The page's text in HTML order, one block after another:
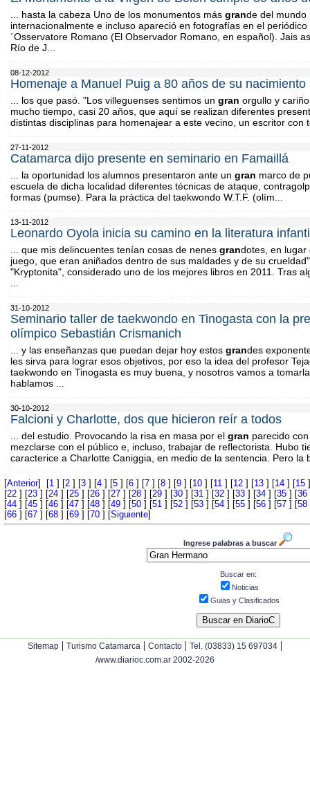
... hasta la cabeza Uno de los monumentos más grande del mundo
internacionalmente e incluso apareció en fotografías en el
´Osservatore Romano (El Observador Romano, en español). Jais
Río de J...
08-12-2012
Homenaje a Manuel Puig a 80 años de su nacimiento
... los que pasó. "Los villeguenses sentimos un gran orgullo y
mucho tiempo, casi 20 años, que aquí se realizan diferentes
distintas disciplinas para homenajear a este vecino, un escritor con
27-11-2012
Catamarca dijo presente en seminario en Famaillá
... la oportunidad los alumnos presentaron ante un gran marco de
escuela de dicha localidad diferentes técnicas de ataque,
formas (pumse). Para la práctica del taekwondo W.T.F. (olím...
13-11-2012
Leonardo Oyola inicia su camino en la literatura
... que mis delincuentes tenían cosas de nenes grandotes, en lugar
juego, que eran aniñados dentro de sus maldades y de su
"Kryptonita", considerado uno de los mejores libros en 2011. Tras
31-10-2012
Seminario taller de taekwondo en Tinogasta con la
olímpico Sebastián Crismanich
... y las enseñanzas que puedan dejar hoy estos grandes
les sirva para lograr esos objetivos, por eso la idea del profesor
taekwondo en Tinogasta es muy buena, y nosotros vamos a
hablamos ...
30-10-2012
Falcioni y Charlotte, dos que hicieron reír a todos
... del estudio. Provocando la risa en masa por el gran parecido
mezclarse con el público e, incluso, trabajar de reflectorista. Hubo
caracterice a Charlotte Caniggia, en medio de la sentencia. Pero la
[Anterior] [1 ] [2 ] [3 ] [4 ] [5 ] [6 ] [7 ] [8 ] [9 ] [10 ] [11 ] [12 ] [13 ] [14 ] [15
[22 ] [23 ] [24 ] [25 ] [26 ] [27 ] [28 ] [29 ] [30 ] [31 ] [32 ] [33 ] [34 ] [35 ] [36
[44 ] [45 ] [46 ] [47 ] [48 ] [49 ] [50 ] [51 ] [52 ] [53 ] [54 ] [55 ] [56 ] [57 ] [58
[66 ] [67 ] [68 ] [69 ] [70 ] [Siguiente]
Ingrese palabras a buscar
Buscar en:
Noticias
Guias y Clasificados
Sitemap | Turismo Catamarca | Contacto | Tel. (03833) 15 697034 |
/www.diarioc.com.ar 2002-2026